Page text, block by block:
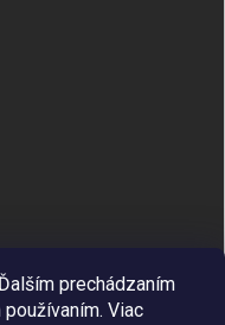
prechádzaním
Viac